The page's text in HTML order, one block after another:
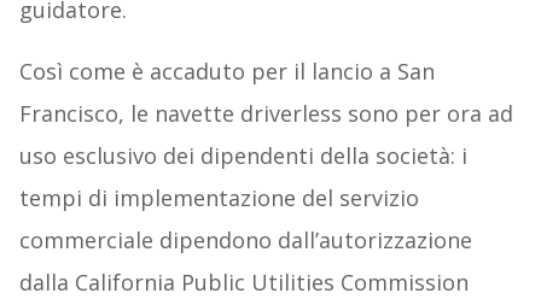
guidatore.
Così come è accaduto per il lancio a San
Francisco, le navette driverless sono per ora ad
uso esclusivo dei dipendenti della società: i
tempi di implementazione del servizio
commerciale dipendono dall’autorizzazione
dalla California Public Utilities Commission